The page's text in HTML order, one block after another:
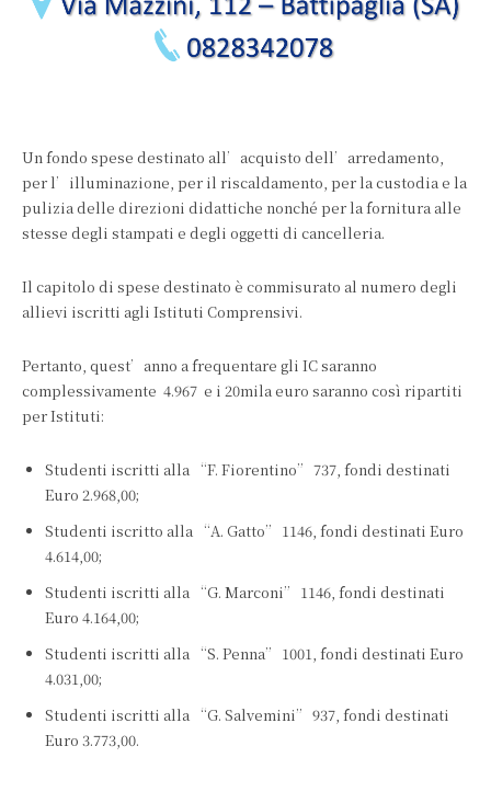
Un fondo spese destinato all’acquisto dell’arredamento,
per l’illuminazione, per il riscaldamento, per la custodia e la
pulizia delle direzioni didattiche nonché per la fornitura alle
stesse degli stampati e degli oggetti di cancelleria.
Il capitolo di spese destinato è commisurato al numero degli
allievi iscritti agli Istituti Comprensivi.
Pertanto, quest’anno a frequentare gli IC saranno
complessivamente 4.967 e i 20mila euro saranno così ripartiti
per Istituti:
Studenti iscritti alla “F. Fiorentino” 737, fondi destinati
Euro 2.968,00;
Studenti iscritto alla “A. Gatto” 1146, fondi destinati Euro
4.614,00;
Studenti iscritti alla “G. Marconi” 1146, fondi destinati
Euro 4.164,00;
Studenti iscritti alla “S. Penna” 1001, fondi destinati Euro
4.031,00;
Studenti iscritti alla “G. Salvemini” 937, fondi destinati
Euro 3.773,00.